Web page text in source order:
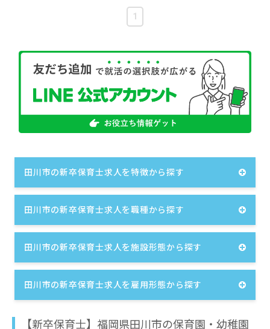
1
田川市の新卒保育士求人を特徴から探す
田川市の新卒保育士求人を職種から探す
田川市の新卒保育士求人を施設形態から探す
田川市の新卒保育士求人を雇用形態から探す
【新卒保育士】福岡県田川市の保育園・幼稚園